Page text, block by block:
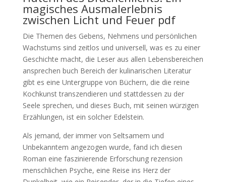
magisches Ausmalerlebnis
zwischen Licht und Feuer pdf
Die Themen des Gebens, Nehmens und persönlichen
Wachstums sind zeitlos und universell, was es zu einer
Geschichte macht, die Leser aus allen Lebensbereichen
ansprechen buch Bereich der kulinarischen Literatur
gibt es eine Untergruppe von Büchern, die die reine
Kochkunst transzendieren und stattdessen zu der
Seele sprechen, und dieses Buch, mit seinen würzigen
Erzählungen, ist ein solcher Edelstein.
Als jemand, der immer von Seltsamem und
Unbekanntem angezogen wurde, fand ich diesen
Roman eine faszinierende Erforschung rezension
menschlichen Psyche, eine Reise ins Herz der